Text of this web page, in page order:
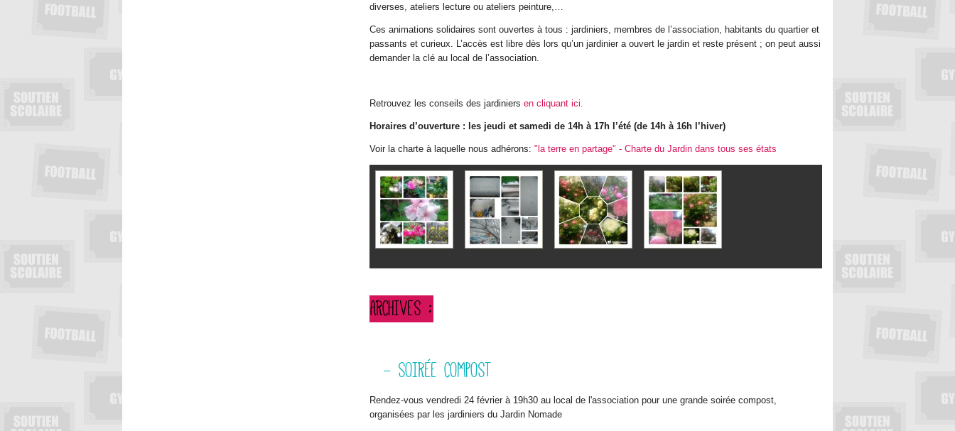
diverses, ateliers lecture ou ateliers peinture,…
Ces animations solidaires sont ouvertes à tous : jardiniers, membres de l’association, habitants du quartier et
passants et curieux. L’accès est libre dès lors qu’un jardinier a ouvert le jardin et reste présent ; on peut aussi
demander la clé au local de l’association.
Retrouvez les conseils des jardiniersen cliquant ici.
Horaires d’ouverture : les jeudi et samedi de 14h à 17h l’été (de 14h à 16h l’hiver)
Voir la charte à laquelle nous adhérons:"la terre en partage" - Charte du Jardin dans tous ses états
ARCHIVES :
- SOIRÉE COMPOST
Rendez-vous vendredi 24 février à 19h30 au local de l'association pour une grande soirée compost,
organisées par les jardiniers du Jardin Nomade